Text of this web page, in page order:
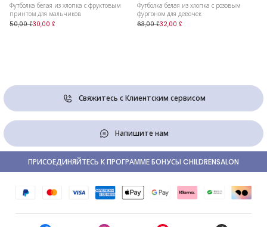
Футболка белая из хлопка с фруктовым
принтом для мальчиков
50,00 £30,00 £
Футболка белая из хлопка с розовым
фургоном для девочек
63,00 £32,00 £
Свяжитесь с Клиентским сервисом
Напишите нам
ПРИСОЕДИНЯЙТЕСЬ К ПРОГРАММЕ БОНУСЫ CHILDRENSALON